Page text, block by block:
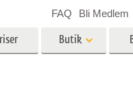
Butik
FAQ Bli Medlem